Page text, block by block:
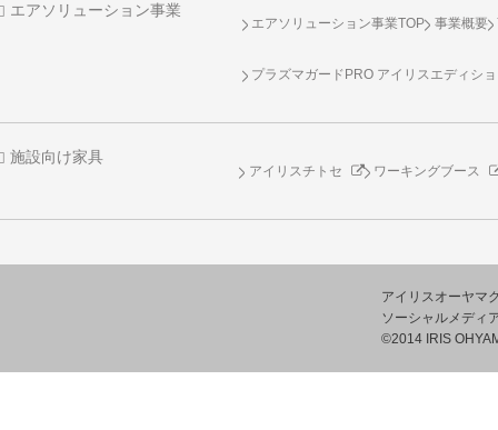
エアソリューション事業
エアソリューション事業TOP 事業概要
プラズマガードPRO アイリスエディシ
施設向け家具
アイリスチトセ ワーキングブース
アイリスオーヤマ
ソーシャルメディ
©2014 IRIS